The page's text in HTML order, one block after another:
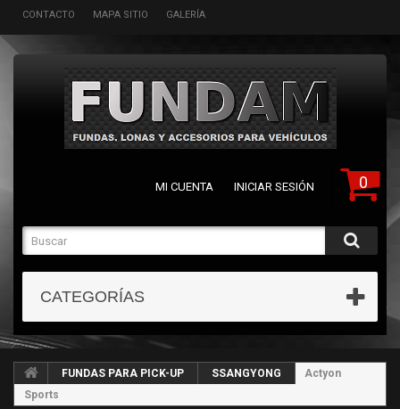
CONTACTO MAPA SITIO GALERÍA
0
MI CUENTA INICIAR SESIÓN
CATEGORÍAS
FUNDAS PARA PICK-UP SSANGYONG
Actyon
Sports